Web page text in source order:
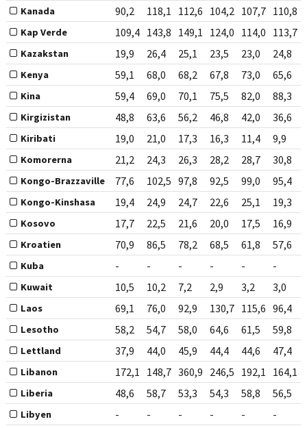
Kanada 90,2 118,1 112,6 104,2 107,7 110,8
Kap Verde 109,4 143,8 149,1 124,0 114,0 113,7
Kazakstan 19,9 26,4 25,1 23,5 23,0 24,8
Kenya 59,1 68,0 68,2 67,8 73,0 65,6
Kina 59,4 69,0 70,1 75,5 82,0 88,3
Kirgizistan 48,8 63,6 56,2 46,8 42,0 36,6
Kiribati 19,0 21,0 17,3 16,3 11,4 9,9
Komorerna 21,2 24,3 26,3 28,2 28,7 30,8
Kongo-Brazzaville 77,6 102,5 97,8 92,5 99,0 95,4
Kongo-Kinshasa 19,4 24,9 24,7 22,6 25,1 19,3
Kosovo 17,7 22,5 21,6 20,0 17,5 16,9
Kroatien 70,9 86,5 78,2 68,5 61,8 57,6
Kuba - - - - - -
Kuwait 10,5 10,2 7,2 2,9 3,2 3,0
Laos 69,1 76,0 92,9 130,7 115,6 96,4
Lesotho 58,2 54,7 58,0 64,6 61,5 59,8
Lettland 37,9 44,0 45,9 44,4 44,6 47,4
Libanon 172,1 148,7 360,9 246,5 192,1 164,1
Liberia 48,6 58,7 53,3 54,3 58,8 56,5
Libyen - - - - - -